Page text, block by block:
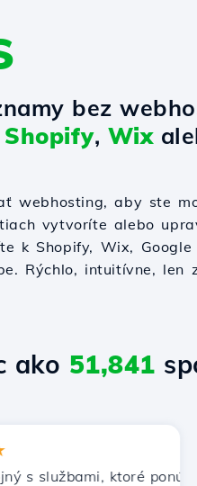
bez
Shopify, Wix
webhosting, aby ste
vytvoríte alebo
k Shopify, Wix, Google
Rýchlo, intuitívne, len
ako 51,841
službami, ktoré ponúka